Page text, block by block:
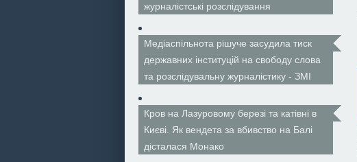
журналістські розслідування
Медіаспільнота рішуче засудила тиск
державних інституцій на свободу слова
та розслідувальну журналістику - ЗМІ
Кров на Лазуровому березі та катівні в
Києві. Як вендета за вбивство на Балі
дісталася Монако